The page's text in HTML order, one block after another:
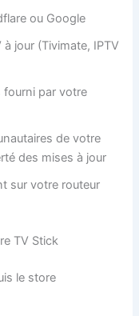
ou Google
jour (Tivimate, IPTV
fourni par votre
de votre
des mises à jour
sur votre routeur
TV Stick
le store